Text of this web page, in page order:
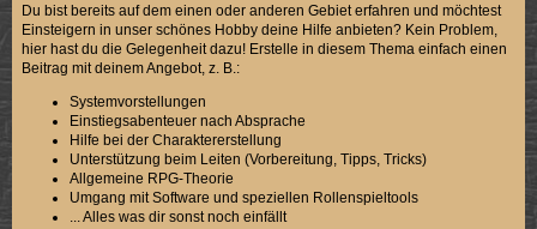
Du bist bereits auf dem einen oder anderen Gebiet erfahren und möchtest
Einsteigern in unser schönes Hobby deine Hilfe anbieten? Kein Problem,
hier hast du die Gelegenheit dazu! Erstelle in diesem Thema einfach einen
Beitrag mit deinem Angebot, z. B.:
Systemvorstellungen
Einstiegsabenteuer nach Absprache
Hilfe bei der Charaktererstellung
Unterstützung beim Leiten (Vorbereitung, Tipps, Tricks)
Allgemeine RPG-Theorie
Umgang mit Software und speziellen Rollenspieltools
... Alles was dir sonst noch einfällt